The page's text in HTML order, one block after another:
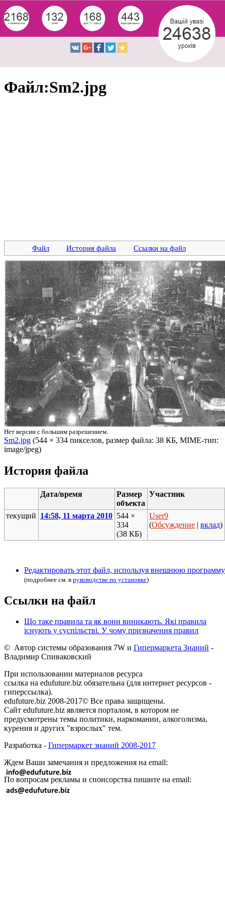
Файл:Sm2.jpg
Файл История файла Ссылки на файл
Нет версии с большим разрешением.
Sm2.jpg ‎ (544 × 334 пикселов, размер файла: 38 КБ, MIME-тип:
image/jpeg)
История файла
Дата/время
Размер
объекта
Участник
текущий 14:58, 11 марта 2010 544 ×
334
(38 КБ)
User9
(Обсуждение |вклад)
Редактировать этот файл, используя внешнюю программу
(подробнее см. в руководстве по установке)
Ссылки на файл
Що таке правила та як вони виникають. Які правила
існують у суспільстві. У чому призначення правил
© Автор системы образования 7W и Гипермаркета Знаний -
Владимир Спиваковский
При использовании материалов ресурса
ссылка на edufuture.biz обязательна (для интернет ресурсов -
гиперссылка).
edufuture.biz 2008-2017© Все права защищены.
Сайт edufuture.biz является порталом, в котором не
предусмотрены темы политики, наркомании, алкоголизма,
курения и других "взрослых" тем.
Разработка - Гипермаркет знаний 2008-2017
Ждем Ваши замечания и предложения на email:
По вопросам рекламы и спонсорства пишите на email: